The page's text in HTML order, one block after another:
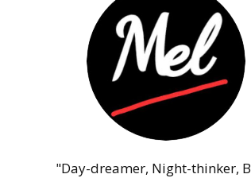
"Day-dreamer, Night-thinker,